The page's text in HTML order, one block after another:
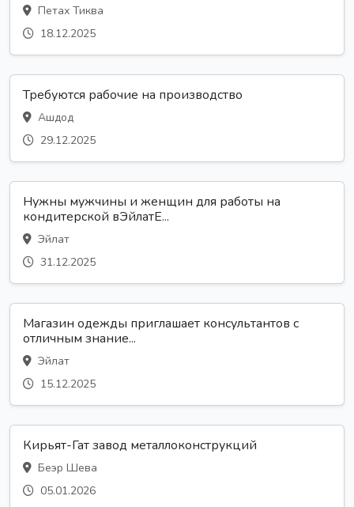
Петах Тиква
18.12.2025
Требуются рабочие на производство
Ашдод
29.12.2025
Нужны мужчины и женщин для работы на
кондитерской вЭйлатЕ...
Эйлат
31.12.2025
Магазин одежды приглашает консультантов с
отличным знание...
Эйлат
15.12.2025
Кирьят-Гат завод металлоконструкций
Беэр Шева
05.01.2026